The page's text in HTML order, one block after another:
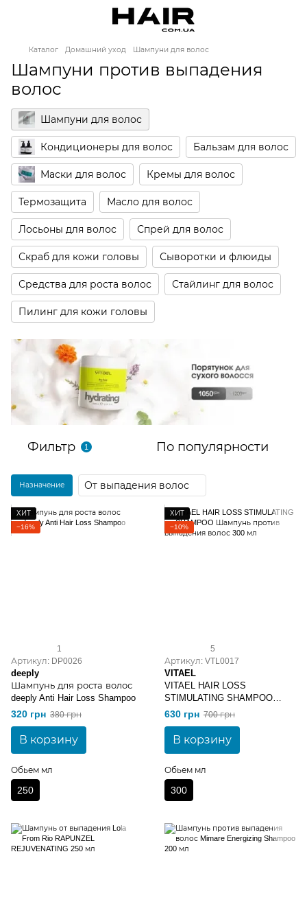
Каталог Домашний уход Шампуни для волос
Шампуни против выпадения
волос
Шампуни для волос
Кондиционеры для волос Бальзам для волос
Маски для волос Кремы для волос
Термозащита Масло для волос
Лосьоны для волос Спрей для волос
Скраб для кожи головы Сыворотки и флюиды
Средства для роста волос Стайлинг для волос
Пилинг для кожи головы
Фильтр 1 По популярности
Назначение От выпадения волос
ХИТ
−16%
1
Артикул: DP0026
deeply
Шампунь для роста волос
deeply Anti Hair Loss Shampoo
320 грн 380 грн
В корзину
Обьем мл
250
ХИТ
−10%
5
Артикул: VTL0017
VITAEL
VITAEL HAIR LOSS
STIMULATING SHAMPOO
Шампунь против
выпадения волос 300 мл
630 грн 700 грн
В корзину
Обьем мл
300